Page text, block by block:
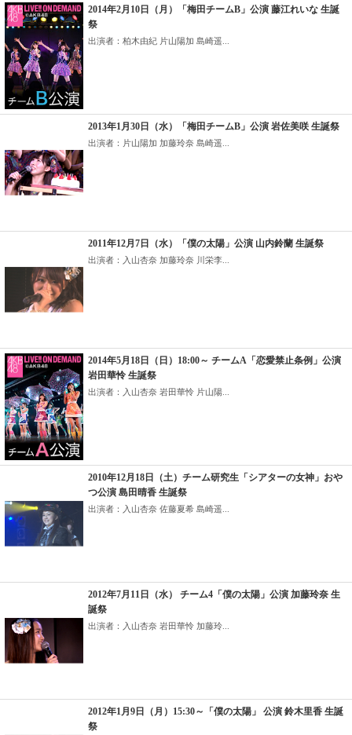
2014年2月10日（月）「梅田チームB」公演 藤江れいな 生誕
祭
出演者：柏木由紀 片山陽加 島崎遥...
2013年1月30日（水）「梅田チームB」公演 岩佐美咲 生誕祭
出演者：片山陽加 加藤玲奈 島崎遥...
2011年12月7日（水）「僕の太陽」公演 山内鈴蘭 生誕祭
出演者：入山杏奈 加藤玲奈 川栄李...
2014年5月18日（日）18:00～ チームA「恋愛禁止条例」公演
岩田華怜 生誕祭
出演者：入山杏奈 岩田華怜 片山陽...
2010年12月18日（土）チーム研究生「シアターの女神」おや
つ公演 島田晴香 生誕祭
出演者：入山杏奈 佐藤夏希 島崎遥...
2012年7月11日（水） チーム4「僕の太陽」公演 加藤玲奈 生
誕祭
出演者：入山杏奈 岩田華怜 加藤玲...
2012年1月9日（月）15:30～「僕の太陽」 公演 鈴木里香 生誕
祭